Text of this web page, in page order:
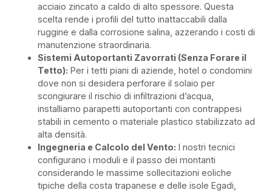
acciaio zincato a caldo di alto spessore. Questa
scelta rende i profili del tutto inattaccabili dalla
ruggine e dalla corrosione salina, azzerando i costi di
manutenzione straordinaria.
Sistemi Autoportanti Zavorrati (Senza Forare il
Tetto): Per i tetti piani di aziende, hotel o condomini
dove non si desidera perforare il solaio per
scongiurare il rischio di infiltrazioni d’acqua,
installiamo parapetti autoportanti con contrappesi
stabili in cemento o materiale plastico stabilizzato ad
alta densità.
Ingegneria e Calcolo del Vento: I nostri tecnici
configurano i moduli e il passo dei montanti
considerando le massime sollecitazioni eoliche
tipiche della costa trapanese e delle isole Egadi,